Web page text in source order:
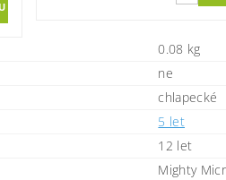
0.08 kg
ne
chlapecké
5 let
12 let
Mighty